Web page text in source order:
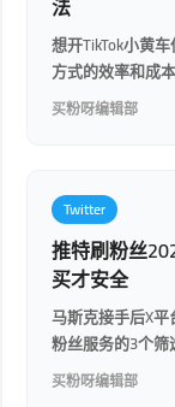
法
想开TikTok小黄
方式的效率和成
买粉呀编辑部
Twitter
推特刷粉丝
买才安全
马斯克接手后X
粉丝服务的3个筛
买粉呀编辑部